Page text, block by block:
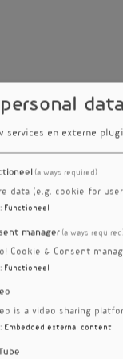
services en externe
(always required)
data (e.g. cookie for
: Functioneel
manager (always
Cookie & Consent
: Functioneel
is a video sharing
: Embedded external content